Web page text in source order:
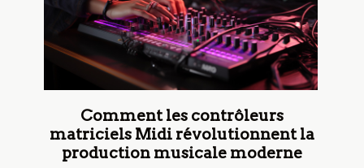
Comment les contrôleurs
matriciels Midi révolutionnent la
production musicale moderne